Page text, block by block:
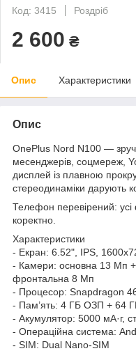
Код: 3415
Роздріб
2 600 ₴
Опис Характеристики
Опис
OnePlus Nord N100 —
месенджерів, соцмереж,
дисплей із плавною
стереодинаміки дарують
Телефон перевірений: усі
коректно.
Характеристики
- Екран: 6.52", IPS,
- Камери: основна 13 Мп
фронтальна 8 Мп
- Процесор: Snapdragon
- Пам’ять: 4 ГБ ОЗП + 64
- Акумулятор: 5000 мА·г,
- Операційна система:
- SIM: Dual Nano-SIM